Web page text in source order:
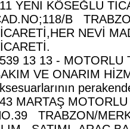
YENİ KÖSEĞLU
B
NEVİ
13 13 - MOTORLU
VE ONARIM
MARTAŞ
TRABZON/